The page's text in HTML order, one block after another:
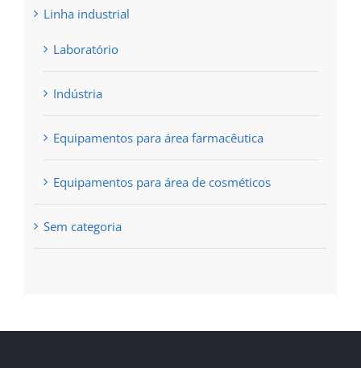
Linha industrial
Laboratório
Indústria
Equipamentos para área farmacêutica
Equipamentos para área de cosméticos
Sem categoria